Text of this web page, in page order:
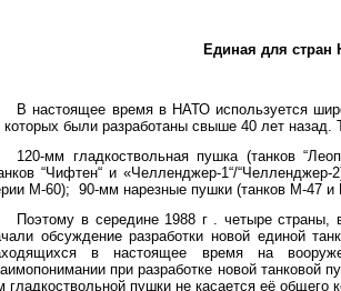
Единая для
В настоящее время в НАТО используется
которых были разработаны свыше 40 лет
120-мм гладкоствольная пушка (танков
“Чифтен“ и «Челленджер-1“/
М-60);
90-мм нарезные пушки (танков М-47 и
Поэтому в середине 1988 г. четыре страны,
обсуждение разработки новой единой
в настоящее время на
при разработке новой танковой
гладкоствольной пушки не касается её общего